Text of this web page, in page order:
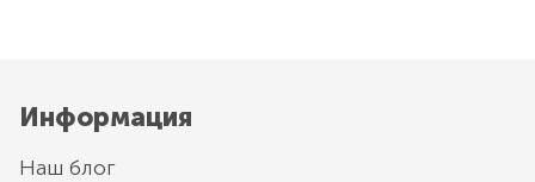
Информация
Наш блог